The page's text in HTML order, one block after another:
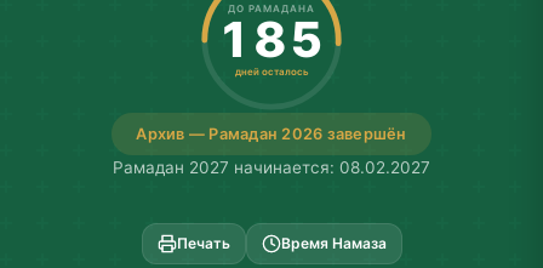
Архив — Рамадан 2026 завершён
ДО РАМАДАНА
185
дней осталось
Рамадан 2027 начинается: 08.02.2027
Печать Время Намаза